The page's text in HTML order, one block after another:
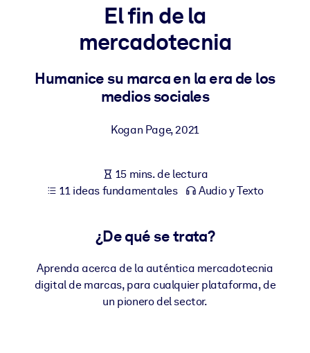
Para LMS/LXP
Integre conocimientos verificados y breves en su LMS/LXP para
obtener mejores resultados de aprendizaje.
Enriquezca su biblioteca corporativa con conocimientos
Para sistemas de IA
Alimente sus sistemas de IA con conocimientos fiables y
El fin de la
mercadotecnia
Humanice su marca en la era de los
medios sociales
Kogan Page,2021
15 mins. de lectura
11 ideas fundamentales
Audio y Texto
¿De qué se trata?
Aprenda acerca de la auténtica mercadotecnia
digital de marcas, para cualquier plataforma, de
un pionero del sector.